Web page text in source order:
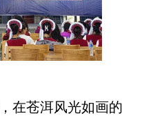
在苍洱风光如画的